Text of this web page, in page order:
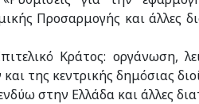
Προσαρμογής και άλλες
Κράτος: οργάνωση,
της κεντρικής δημόσιας
στην Ελλάδα και άλλες